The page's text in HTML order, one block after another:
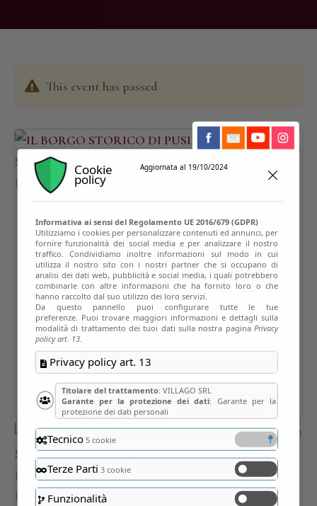
This event has passed
Cookie
policy
Aggiornata al 19/10/2024
Informativa ai sensi del Regolamento UE 2016/679 (GDPR)
Utilizziamo i cookies per personalizzare contenuti ed annunci, per
fornire funzionalità dei social media e per analizzare il nostro
traffico. Condividiamo inoltre informazioni sul modo in cui
utilizza il nostro sito con i nostri partner che si occupano di
analisi dei dati web, pubblicità e social media, i quali potrebbero
combinarle con altre informazioni che ha fornito loro o che
hanno raccolto dal suo utilizzo dei loro servizi.
Da questo pannello puoi configurare tutte le tue
preferenze. Puoi trovare maggiori informazioni e dettagli sulla
modalità di trattamento dei tuoi dati sulla nostra paginaPrivacy
policy art. 13.
Privacy policy art. 13
Titolare del trattamento: VILLAGO SRL
Garante per la protezione dei dati: Garante per la
protezione dei dati personali
Tecnico5 cookie
Terze Parti 3 cookie
Funzionalità